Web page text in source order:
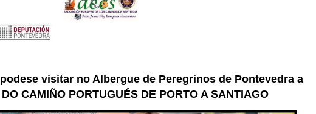
visitar no Albergue de Peregrinos de Pontevedra a
CAMIÑO PORTUGUÉS DE PORTO A SANTIAGO